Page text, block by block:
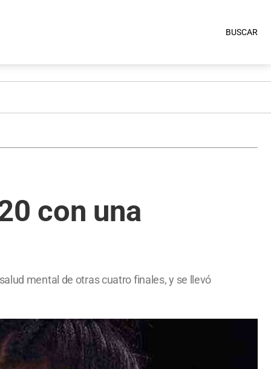
BUSCAR
con una
mental de otras cuatro finales, y se llevó